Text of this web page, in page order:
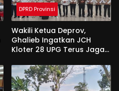
DPRD Provinsi
Wakili Ketua Deprov,
Ghalieb Ingatkan JCH
Kloter 28 UPG Terus Jaga
Tanah Suci